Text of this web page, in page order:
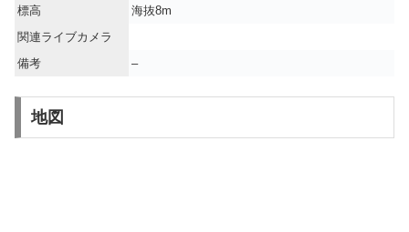
標高
海抜8m
関連ライブカメラ
備考
–
地図